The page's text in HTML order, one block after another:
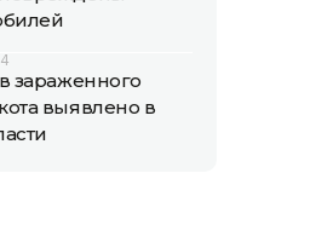
зараженного
выявлено в